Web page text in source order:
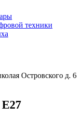
техники
Островского д. 6